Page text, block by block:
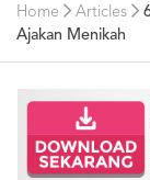
Home Articles
Ajakan Menikah